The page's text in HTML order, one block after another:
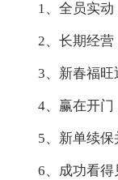
1、全员实
2、长期经
3、新春福
4、赢在开
5、新单续
6、成功看